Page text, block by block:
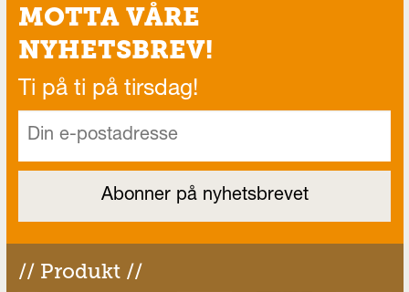
MOTTA VÅRE
NYHETSBREV!
Ti på ti på tirsdag!
// Produkt //